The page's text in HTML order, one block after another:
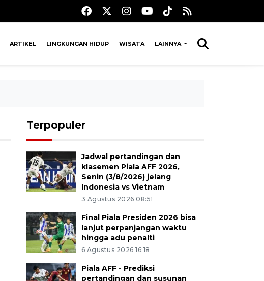
ARTIKEL LINGKUNGAN HIDUP WISATA LAINNYA
Terpopuler
Jadwal pertandingan dan
klasemen Piala AFF 2026,
Senin (3/8/2026) jelang
Indonesia vs Vietnam
3 Agustus 2026 08:51
Final Piala Presiden 2026 bisa
lanjut perpanjangan waktu
hingga adu penalti
6 Agustus 2026 16:18
Piala AFF - Prediksi
pertandingan dan susunan